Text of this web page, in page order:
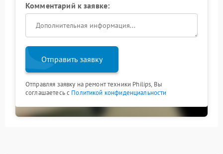
Комментарий к заявке:
Отправить заявку
Отправляя заявку на ремонт техники Philips, Вы
соглашаетесь с Политикой конфиденциальности